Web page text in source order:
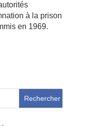
à la prison
en 1969.